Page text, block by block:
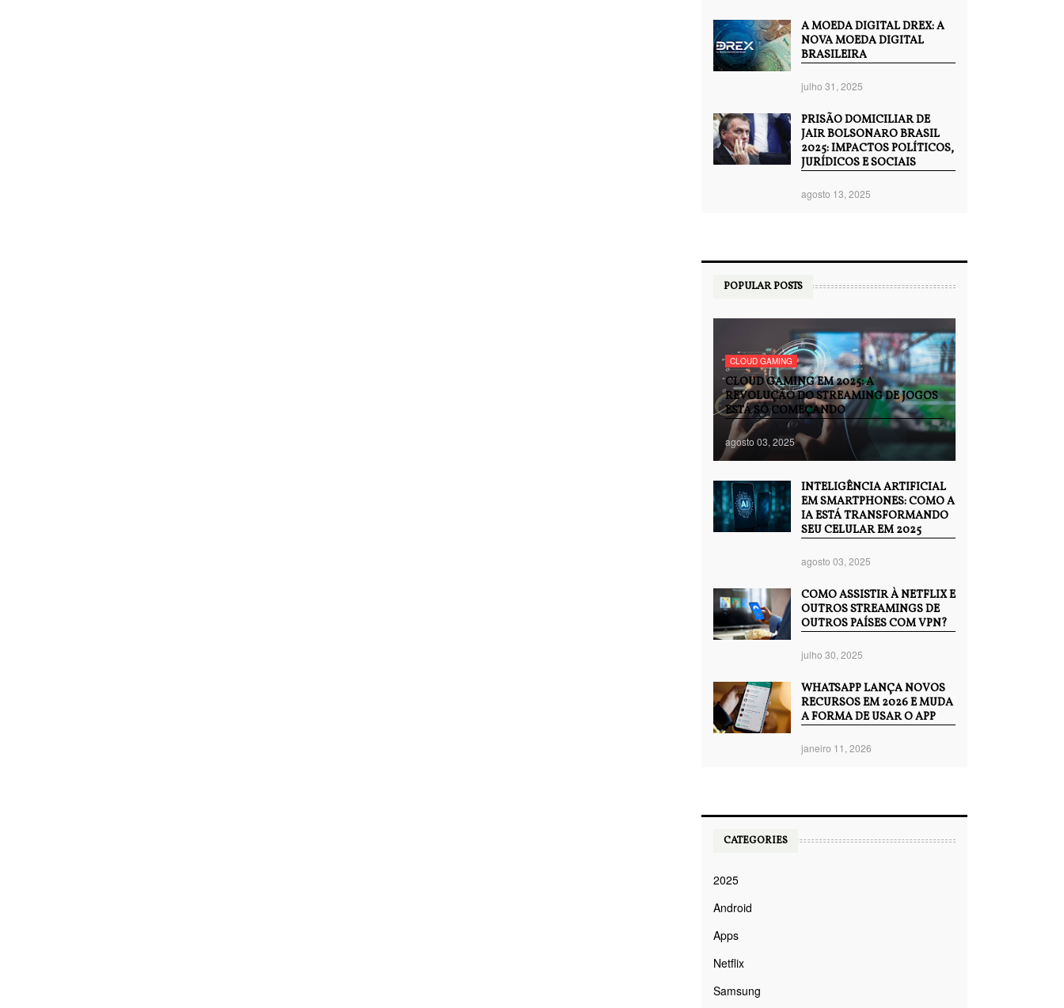
A MOEDA DIGITAL DREX: A
NOVA MOEDA DIGITAL
BRASILEIRA
julho 31, 2025
PRISÃO DOMICILIAR DE
JAIR BOLSONARO BRASIL
2025: IMPACTOS POLÍTICOS,
JURÍDICOS E SOCIAIS
agosto 13, 2025
POPULAR POSTS
CLOUD GAMING
CLOUD GAMING EM 2025: A
REVOLUÇÃO DO STREAMING DE JOGOS
ESTÁ SÓ COMEÇANDO
agosto 03, 2025
INTELIGÊNCIA ARTIFICIAL
EM SMARTPHONES: COMO A
IA ESTÁ TRANSFORMANDO
SEU CELULAR EM 2025
agosto 03, 2025
COMO ASSISTIR À NETFLIX E
OUTROS STREAMINGS DE
OUTROS PAÍSES COM VPN?
julho 30, 2025
WHATSAPP LANÇA NOVOS
RECURSOS EM 2026 E MUDA
A FORMA DE USAR O APP
janeiro 11, 2026
CATEGORIES
2025
Android
Apps
Netflix
Samsung